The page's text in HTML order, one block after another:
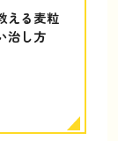
える麦粒
治し方